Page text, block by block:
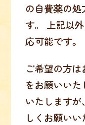
の自費薬の
す。 上記以
応可能です。
ご希望の方
をお願いい
いたします
しくお願いい